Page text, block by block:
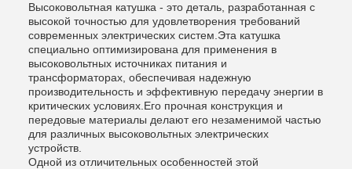
Высоковольтная катушка - это деталь, разработанная с
высокой точностью для удовлетворения требований
современных электрических систем.Эта катушка
специально оптимизирована для применения в
высоковольтных источниках питания и
трансформаторах, обеспечивая надежную
производительность и эффективную передачу энергии в
критических условиях.Его прочная конструкция и
передовые материалы делают его незаменимой частью
для различных высоковольтных электрических
устройств.
Одной из отличительных особенностей этой